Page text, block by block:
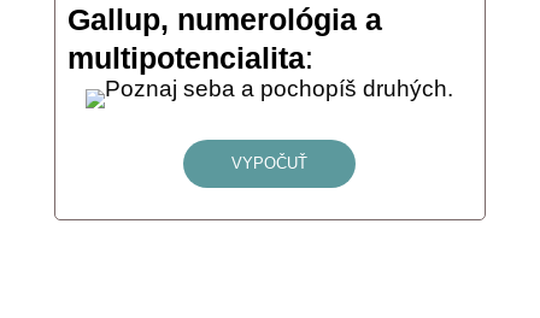
Gallup, numerológia a
multipotencialita:
VYPOČUŤ